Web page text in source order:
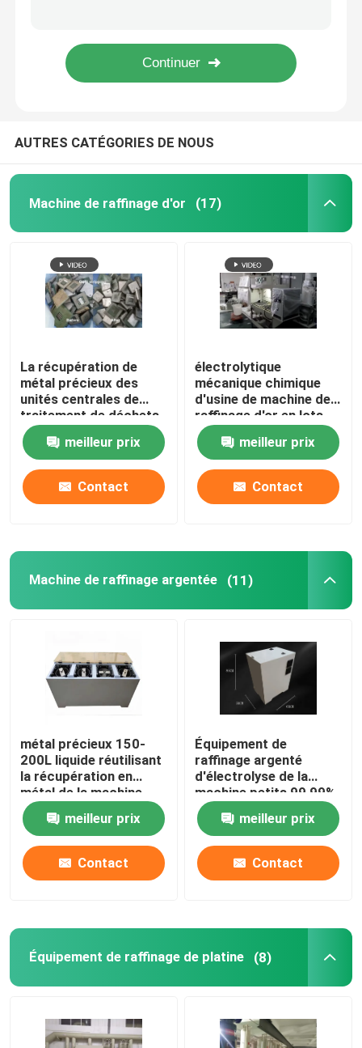
machine argentée d'électrolyse
Équipement de traitement de gaz résiduel
Four de fonte d'or d'induction
Machine de moulage argentée
four de fonte d'acier inoxydable
Four de fonte de platine
AUTRES CATÉGORIES DE NOUS
Machine de raffinage d'or (17)
La récupération de
métal précieux des
unités centrales de
traitement de déchets
d'E enfonce la machine
de récupération d'or
meilleur prix
Contact
électrolytique
mécanique chimique
d'usine de machine de
raffinage d'or en lots
50-60kg/
meilleur prix
Contact
Machine de raffinage argentée (11)
métal précieux 150-
200L liquide réutilisant
la récupération en
métal de la machine
99% des eaux usées
meilleur prix
Contact
Équipement de
raffinage argenté
d'électrolyse de la
machine petits 99,99%
facile d'utiliser la
preuve de fuite
meilleur prix
Contact
Équipement de raffinage de platine (8)